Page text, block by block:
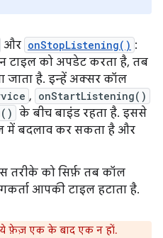
और onStopListening() :
टाइल को अपडेट करता है, तब
जाता है. इन्हें अक्सर कॉल
, onStartListening()
के बीच बाइंड रहता है. इससे
में बदलाव कर सकता है और
तरीके को सिर्फ़ तब कॉल
आपकी टाइल हटाता है.
ये फ़ेज़ एक के बाद एक न हों.